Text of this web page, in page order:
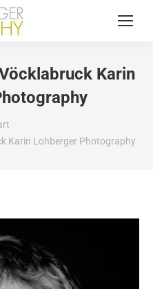
Karin
Karin Lohberger Photography